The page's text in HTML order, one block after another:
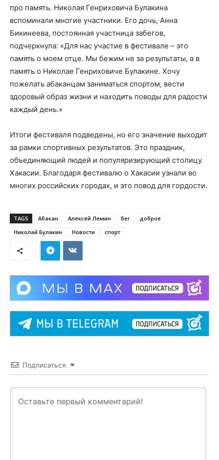
про память. Николая Генриховича Булакина
вспоминали многие участники. Его дочь, Анна
Бикинеева, постоянная участница забегов,
подчеркнула: «Для нас участие в фестивале – это
память о моем отце. Мы бежим не за результаты, а в
память о Николае Генриховиче Булакине. Хочу
пожелать абаканцам заниматься спортом, вести
здоровый образ жизни и находить поводы для радости
каждый день.»
Итоги фестиваля подведены, но его значение выходит
за рамки спортивных результатов. Это праздник,
объединяющий людей и популяризирующий столицу
Хакасии. Благодаря фестивалю о Хакасии узнали во
многих российских городах, и это повод для гордости.
TAGS Абакан Алексей Лемин бег
доброе
Николай Булакин
Новости спорт
Подписаться